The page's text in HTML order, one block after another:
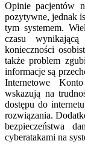
Opinie pacjentów
pozytywne, jednak
tym systemem.
czasu
konieczności
także problem
informacje są
Internetowe
wskazują na
dostępu do
rozwiązania.
bezpieczeństwa
cyberatakami na